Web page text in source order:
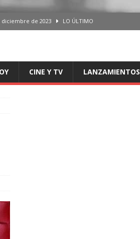
diciembre de 2023 LO ÚLTIMO
CINE Y TV LANZAMIENTOS